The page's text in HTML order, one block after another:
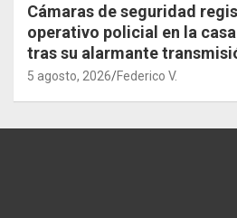
Cámaras de seguridad
operativo policial en la
tras su alarmante
5 agosto, 2026 Federico V.